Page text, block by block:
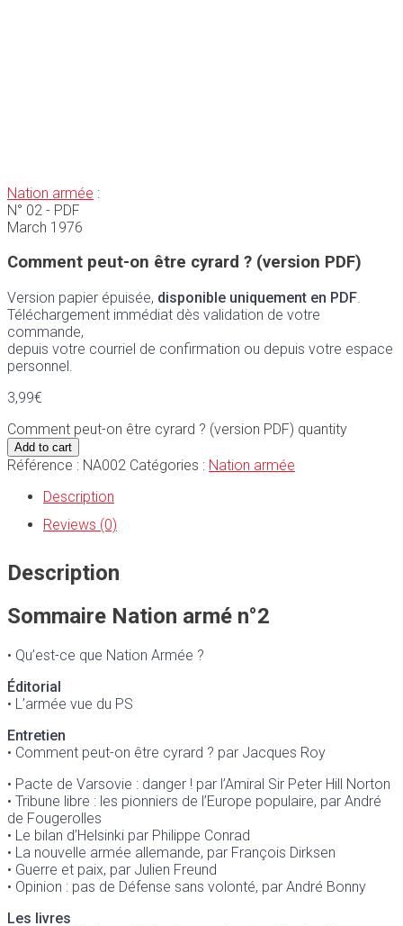
Nation armée :
N° 02 - PDF
March 1976
Comment peut-on être cyrard ? (version PDF)
Version papier épuisée, disponible uniquement en PDF.
Téléchargement immédiat dès validation de votre
commande,
depuis votre courriel de confirmation ou depuis votre espace
personnel.
3,99€
Comment peut-on être cyrard ? (version PDF) quantity
Add to cart
Référence : NA002 Catégories : Nation armée
Description
Reviews (0)
Description
Sommaire Nation armé n°2
• Qu’est-ce que Nation Armée ?
Éditorial
• L’armée vue du PS
Entretien
• Comment peut-on être cyrard ? par Jacques Roy
• Pacte de Varsovie : danger ! par l’Amiral Sir Peter Hill Norton
• Tribune libre : les pionniers de l’Europe populaire, par André
de Fougerolles
• Le bilan d’Helsinki par Philippe Conrad
• La nouvelle armée allemande, par François Dirksen
• Guerre et paix, par Julien Freund
• Opinion : pas de Défense sans volonté, par André Bonny
Les livres